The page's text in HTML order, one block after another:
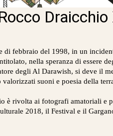
Draicchio
febbraio del 1998, in un
nella speranza di essere
degli Al Darawish, si deve il
suoni e poesia della
è rivolta ai fotografi amatoriali e
2018, il Festival e il